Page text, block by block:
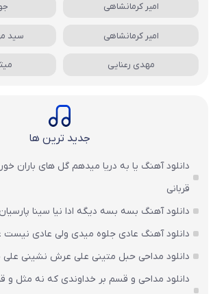
امیر کرمانشاهی
امیر کرمانشاهی سید
مهدی رعنایی
جدید ترین ها
دانلود آهنگ یا به دریا میدهم گل های باران‌
قربانی
دانلود آهنگ بسه بسه دیگه ادا نیا سینا پارسیان
دانلود آهنگ عادی جلوه میدی ولی عادی
دانلود مداحی حبل متینی علی عرش نشینی علی
دانلود مداحی و قسم بر خداوندی که نه مثل و